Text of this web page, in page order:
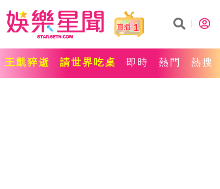
1
王凱猝逝 請世界吃桌 即時 熱門 熱搜